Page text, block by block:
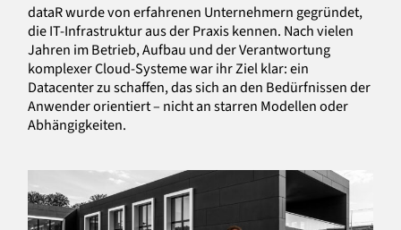
dataR wurde von erfahrenen Unternehmern gegründet,
die IT-Infrastruktur aus der Praxis kennen. Nach vielen
Jahren im Betrieb, Aufbau und der Verantwortung
komplexer Cloud-Systeme war ihr Ziel klar: ein
Datacenter zu schaffen, das sich an den Bedürfnissen der
Anwender orientiert – nicht an starren Modellen oder
Abhängigkeiten.